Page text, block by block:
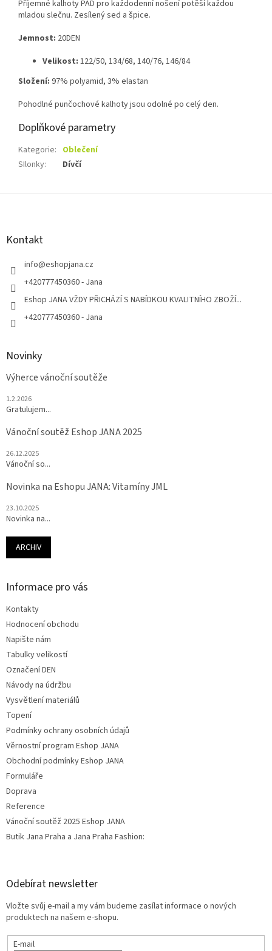
Příjemné kalhoty PAD pro každodenní nošení potěší každou
mladou slečnu. Zesílený sed a špice.
Jemnost: 20DEN
Velikost: 122/50, 134/68, 140/76, 146/84
Složení: 97% polyamid, 3% elastan
Pohodlné punčochové kalhoty jsou odolné po celý den.
Doplňkové parametry
Kategorie: Oblečení
SIlonky: Dívčí
Z
Kontakt
info@eshopjana.cz
+420777450360 - Jana
Eshop JANA VŽDY PŘICHÁZÍ S NABÍDKOU KVALITNÍHO ZBOŽÍ...
+420777450360 - Jana
Novinky
Výherce vánoční soutěže
1.2.2026
Gratulujem...
Vánoční soutěž Eshop JANA 2025
26.12.2025
Vánoční so...
Novinka na Eshopu JANA: Vitamíny JML
23.10.2025
Novinka na...
ARCHIV
Informace pro vás
Kontakty
Hodnocení obchodu
Napište nám
Tabulky velikostí
Označení DEN
Návody na údržbu
Vysvětlení materiálů
Topení
Podmínky ochrany osobních údajů
Věrnostní program Eshop JANA
Obchodní podmínky Eshop JANA
Formuláře
Doprava
Reference
Vánoční soutěž 2025 Eshop JANA
Butik Jana Praha a Jana Praha Fashion:
Odebírat newsletter
Vložte svůj e-mail a my vám budeme zasílat informace o nových
produktech na našem e-shopu.
E-mail